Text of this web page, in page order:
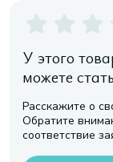
У этого
можете
Расскажите о
Обратите
соответствие